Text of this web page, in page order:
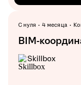
С нуля 4 месяца
BIM-
Skillbox